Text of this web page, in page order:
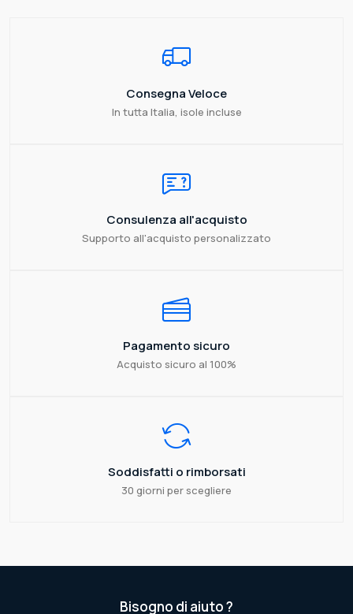
Consegna Veloce
In tutta Italia, isole incluse
Consulenza all'acquisto
Supporto all'acquisto personalizzato
Pagamento sicuro
Acquisto sicuro al 100%
Soddisfatti o rimborsati
30 giorni per scegliere
Bisogno di aiuto ?